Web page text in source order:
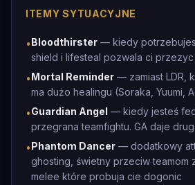
ITEMY SYTUACYJNE
•Bloodthirster — kiedy
shield i lifesteal pozwala ci
•Mortal Reminder — zamiast LDR,
ma dużo healingu (Soraka, Yuumi,
•Guardian Angel — kiedy jesteś
przegrana teamfightu. GA daje
•Phantom Dancer — dodatkowy
ghosting, świetny przeciw teamom
melee które probuja cie dogonic